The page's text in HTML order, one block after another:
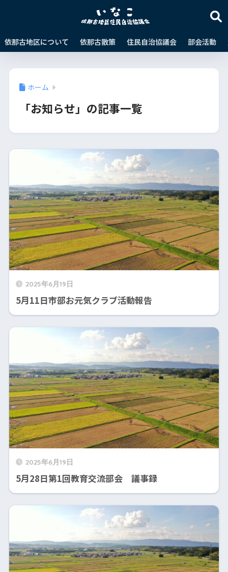
依那古地区について 依那古散策 住民自治協議会 部会活動
ホーム
「お知らせ」の記事一覧
2025年6月19日
5月11日市部お元気クラブ活動報告
2025年6月19日
5月28日第1回教育交流部会 議事録